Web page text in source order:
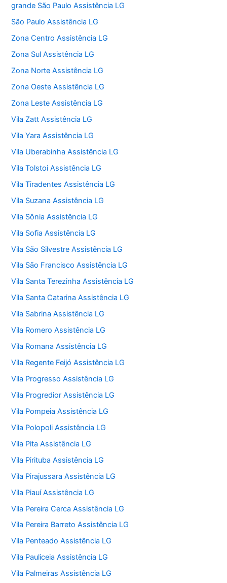
grande São Paulo Assistência LG
São Paulo Assistência LG
Zona Centro Assistência LG
Zona Sul Assistência LG
Zona Norte Assistência LG
Zona Oeste Assistência LG
Zona Leste Assistência LG
Vila Zatt Assistência LG
Vila Yara Assistência LG
Vila Uberabinha Assistência LG
Vila Tolstoi Assistência LG
Vila Tiradentes Assistência LG
Vila Suzana Assistência LG
Vila Sônia Assistência LG
Vila Sofia Assistência LG
Vila São Silvestre Assistência LG
Vila São Francisco Assistência LG
Vila Santa Terezinha Assistência LG
Vila Santa Catarina Assistência LG
Vila Sabrina Assistência LG
Vila Romero Assistência LG
Vila Romana Assistência LG
Vila Regente Feijó Assistência LG
Vila Progresso Assistência LG
Vila Progredior Assistência LG
Vila Pompeia Assistência LG
Vila Polopoli Assistência LG
Vila Pita Assistência LG
Vila Pirituba Assistência LG
Vila Pirajussara Assistência LG
Vila Piauí Assistência LG
Vila Pereira Cerca Assistência LG
Vila Pereira Barreto Assistência LG
Vila Penteado Assistência LG
Vila Pauliceia Assistência LG
Vila Palmeiras Assistência LG